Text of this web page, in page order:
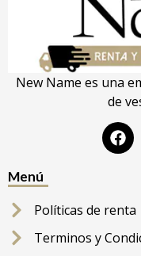
New Name es una
de
Menú
Políticas de renta
Terminos y